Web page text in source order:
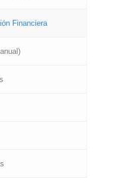
Financiera